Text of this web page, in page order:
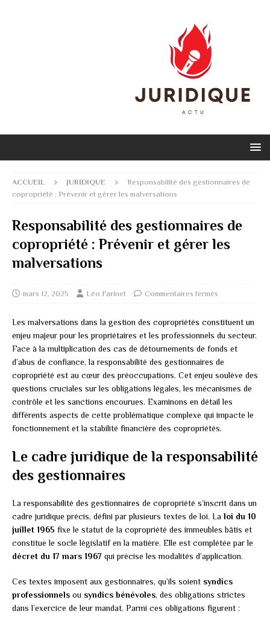
ACCUEIL JURIDIQUE
Responsabilité des gestionnaires de
copropriété : Prévenir et gérer les malversations
Responsabilité des gestionnaires de
copropriété : Prévenir et gérer les
malversations
mars 12, 2025 Léo Farinet Commentaires fermés
Les malversations dans la gestion des copropriétés constituent un
enjeu majeur pour les propriétaires et les professionnels du secteur.
Face à la multiplication des cas de détournements de fonds et
d’abus de confiance, la responsabilité des gestionnaires de
copropriété est au cœur des préoccupations. Cet enjeu soulève des
questions cruciales sur les obligations légales, les mécanismes de
contrôle et les sanctions encourues. Examinons en détail les
différents aspects de cette problématique complexe qui impacte le
fonctionnement et la stabilité financière des copropriétés.
Le cadre juridique de la responsabilité
des gestionnaires
La responsabilité des gestionnaires de copropriété s’inscrit dans un
cadre juridique précis, défini par plusieurs textes de loi. La loi du 10
juillet 1965 fixe le statut de la copropriété des immeubles bâtis et
constitue le socle législatif en la matière. Elle est complétée par le
décret du 17 mars 1967 qui précise les modalités d’application.
Ces textes imposent aux gestionnaires, qu’ils soient syndics
professionnels ou syndics bénévoles, des obligations strictes
dans l’exercice de leur mandat. Parmi ces obligations figurent :